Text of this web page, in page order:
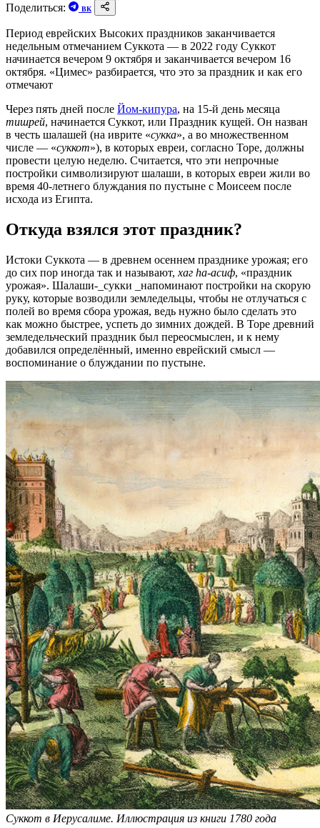
Поделиться:
ВК
Период еврейских Высоких праздников заканчивается
недельным отмечанием Суккота — в 2022 году Суккот
начинается вечером 9 октября и заканчивается вечером 16
октября. «Цимес» разбирается, что это за праздник и как его
отмечают
Через пять дней после Йом-кипура, на 15-й день месяца
тишрей, начинается Суккот, или Праздник кущей. Он назван
в честь шалашей (на иврите «сукка», а во множественном
числе — «суккот»), в которых евреи, согласно Торе, должны
провести целую неделю. Считается, что эти непрочные
постройки символизируют шалаши, в которых евреи жили во
время 40-летнего блуждания по пустыне с Моисеем после
исхода из Египта.
Откуда взялся этот праздник?
Истоки Суккота — в древнем осеннем празднике урожая; его
до сих пор иногда так и называют, хаг hа-асиф, «праздник
урожая». Шалаши-_сукки _напоминают постройки на скорую
руку, которые возводили земледельцы, чтобы не отлучаться с
полей во время сбора урожая, ведь нужно было сделать это
как можно быстрее, успеть до зимних дождей. В Торе древний
земледельческий праздник был переосмыслен, и к нему
добавился определённый, именно еврейский смысл —
воспоминание о блуждании по пустыне.
Суккот в Иерусалиме. Иллюстрация из книги 1780 года